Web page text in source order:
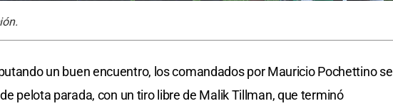
un buen encuentro, los comandados por Mauricio Pochettino se
pelota parada, con un tiro libre de Malik Tillman, que terminó